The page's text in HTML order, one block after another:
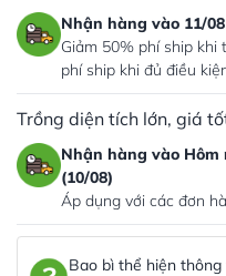
Nhận hàng vào 11/
Giảm 50% phí ship
phí ship khi đủ điều
Trồng diện tích lớn, giá
Nhận hàng vào Hôm
(10/08)
Áp dụng với các đơn
Bao bì thể hiện